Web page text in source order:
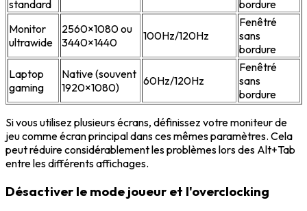
standard
bordure
Monitor
ultrawide
2560×1080 ou
3440×1440
100Hz/120Hz
Fenêtré
sans
bordure
Laptop
gaming
Native (souvent
1920×1080)
60Hz/120Hz
Fenêtré
sans
bordure
Si vous utilisez plusieurs écrans, définissez votre moniteur de
jeu comme écran principal dans ces mêmes paramètres. Cela
peut réduire considérablement les problèmes lors des Alt+Tab
entre les différents affichages.
Désactiver le mode joueur et l'overclocking